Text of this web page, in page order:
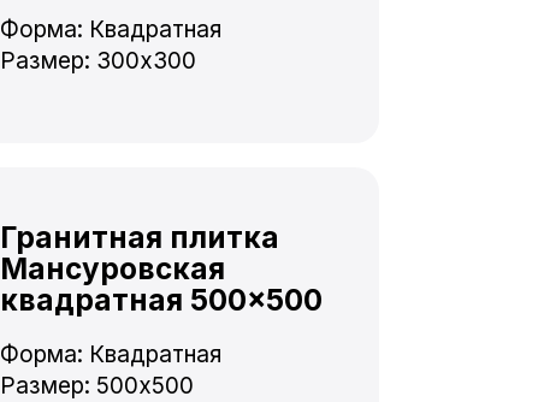
Форма: Квадратная
Размер: 300x300
Гранитная плитка
Мансуровская
квадратная 500×500
Форма: Квадратная
Размер: 500x500